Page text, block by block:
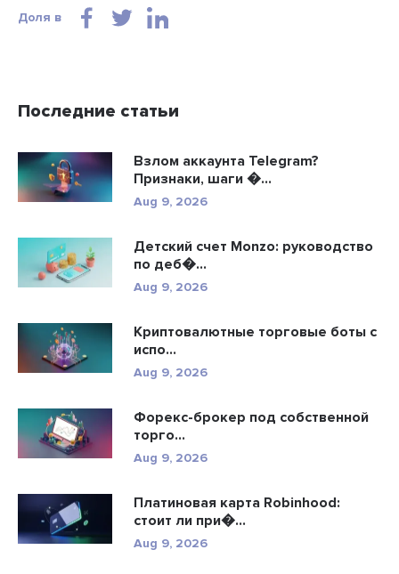
Доля в
Последние статьи
Взлом аккаунта Telegram?
Признаки, шаги �...
Aug 9, 2026
Детский счет Monzo: руководство
по деб�...
Aug 9, 2026
Криптовалютные торговые боты с
испо...
Aug 9, 2026
Форекс-брокер под собственной
торго...
Aug 9, 2026
Платиновая карта Robinhood:
стоит ли при�...
Aug 9, 2026